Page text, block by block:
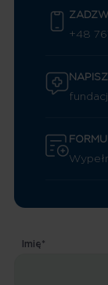
+48
NAPISZ
Imię*